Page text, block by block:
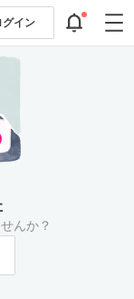
グイン
んか？